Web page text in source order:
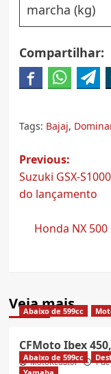
marcha (kg)
Compartilhar:
Tags: Bajaj,
Post
Previous:
Suzuki GSX-
do lançamento
Honda NX
Veja mais
Abaixo de 599cc
CFMoto Ibex
MotoRedator 1
Abaixo de 599cc